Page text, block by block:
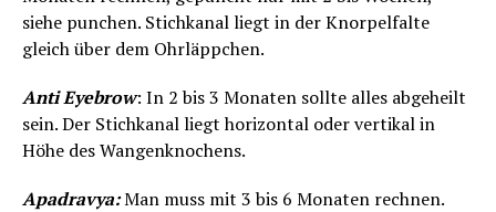
siehe punchen. Stichkanal liegt in der Knorpelfalte
gleich über dem Ohrläppchen.
Anti Eyebrow: In 2 bis 3 Monaten sollte alles abgeheilt
sein. Der Stichkanal liegt horizontal oder vertikal in
Höhe des Wangenknochens.
Apadravya:Man muss mit 3 bis 6 Monaten rechnen.